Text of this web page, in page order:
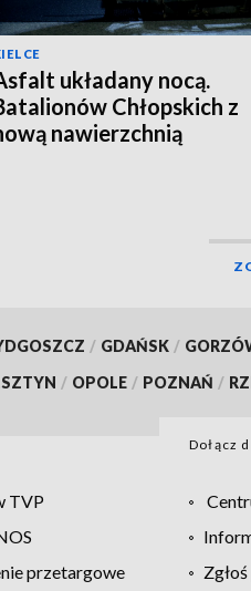
układany nocą.
Chłopskich z
nawierzchnią
/ GDAŃSK /
/ OPOLE / POZNAŃ /
Dołącz
TVP
przetargowe